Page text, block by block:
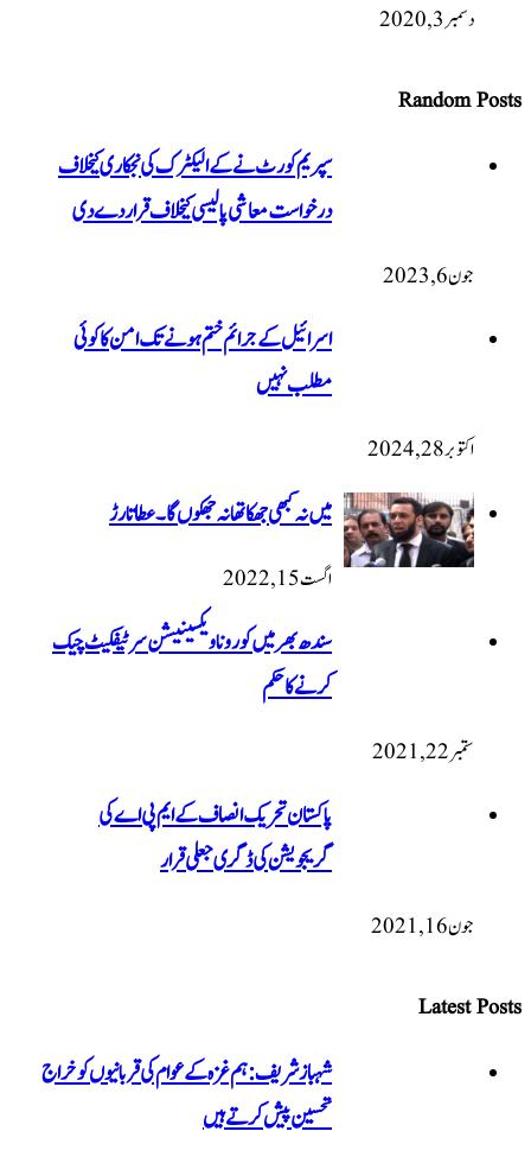
دسمبر 3, 2020
Random Posts
سپریم کورٹ نے کے الیکٹرک کی نجکاری کیخلاف
درخواست معاشی پالیسی کیخلاف قرار دے دی
جون 6, 2023
اسرائیل کے جرائم ختم ہونے تک امن کا کوئی
مطلب نہیں
اکتوبر 28, 2024
میں نہ کبھی جھکا تھا نہ جھکوں گا۔ عطا تارڑ
اگست 15, 2022
سندھ بھر میں کورونا ویکسینیشن سرٹیفکیٹ چیک
کرنے کا حکم
ستمبر 22, 2021
پاکستان تحریک انصاف کے ایم پی اے کی
گریجویشن کی ڈگری جعلی قرار
جون 16, 2021
Latest Posts
شہباز شریف: ہم غزہ کے عوام کی قربانیوں کو خراج
تحسین پیش کرتے ہیں